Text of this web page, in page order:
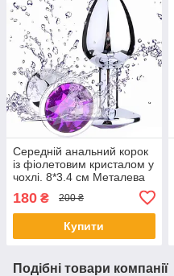
Середній анальний корок
із фіолетовим кристалом у
чохлі. 8*3.4 см Металева
180 ₴ 200 ₴
Купити
Подібні товари компанії